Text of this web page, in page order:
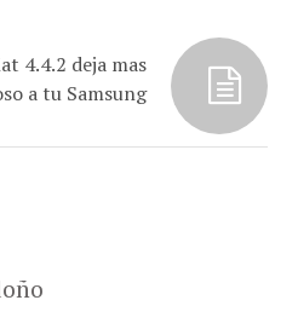
4.4.2 deja mas
a tu Samsung